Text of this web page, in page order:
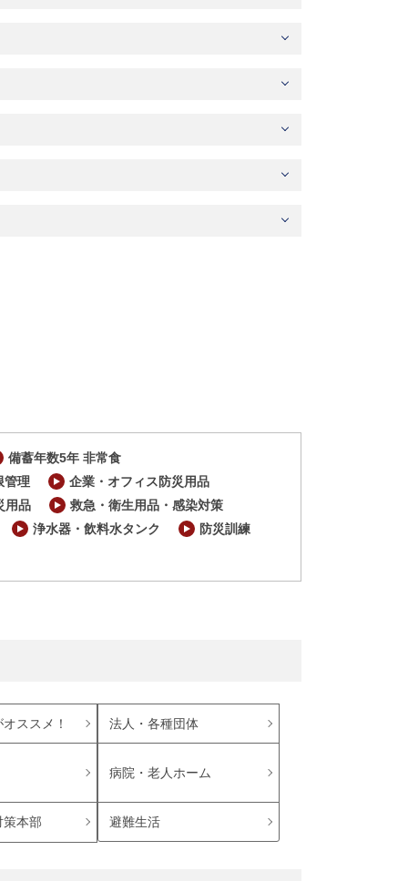
備蓄年数5年 非常食
管理
企業・オフィス防災用品
用品
救急・衛生用品・感染対策
浄水器・飲料水タンク
防災訓練
ススメ！ 法人・各種団体
病院・老人ホーム
本部 避難生活